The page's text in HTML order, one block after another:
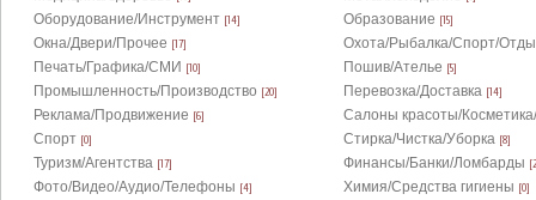
Оборудование/Инструмент [14] Образование [15]
Окна/Двери/Прочее [17]
Охота/Рыбалка/Спорт/
Печать/Графика/СМИ
[10] Пошив/Ателье [5]
Промышленность/Производство [20] Перевозка/Доставка [14]
Реклама/Продвижение [6]
Салоны красоты/
Спорт [0] Стирка/Чистка/Уборка [8]
Туризм/Агентства [17] Финансы/Банки/Ломбарды
Фото/Видео/Аудио/Телефоны [4] Химия/Средства гигиены [0]